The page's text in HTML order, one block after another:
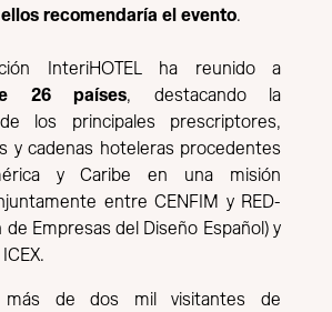
recomendaría el evento.
InteriHOTEL ha reunido a
26 países, destacando la
los principales prescriptores,
y cadenas hoteleras procedentes
y Caribe en una misión
entre CENFIM y RED-
de Empresas del Diseño Español) y
más de dos mil visitantes de